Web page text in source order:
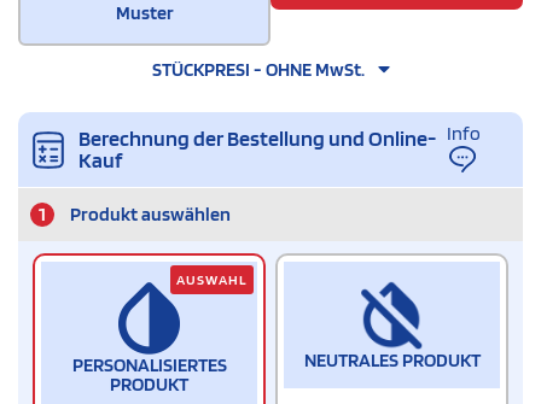
Muster
STÜCKPRESI - OHNE MwSt.
Berechnung der Bestellung und Online-
Kauf
Info
1 Produkt auswählen
PERSONALISIERTES
PRODUKT
AUSWAHL
NEUTRALES PRODUKT